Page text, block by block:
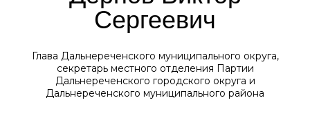
Сергеевич
Глава Дальнереченского муниципального округа,
секретарь местного отделения Партии
Дальнереченского городского округа и
Дальнереченского муниципального района